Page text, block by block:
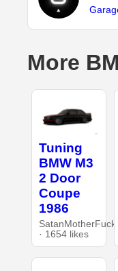
More
Tuning
BMW M3
2 Door
Coupe
1986
· 1654 likes